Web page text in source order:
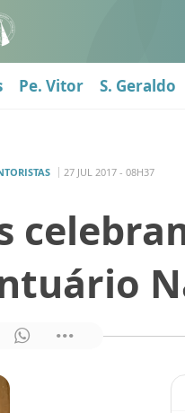
Pe. Vitor S. Geraldo
27 JUL 2017 - 08H37